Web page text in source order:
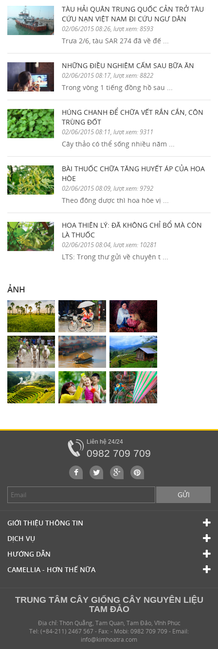
TÀU HẢI QUÂN TRUNG QUỐC CẢN TRỞ TÀU
CỨU NẠN VIỆT NAM ĐI CỨU NGƯ DÂN
02/06/2015 08:26, lượt xem: 8593
Trưa 2/6, tàu SAR 274 đã về đế ...
NHỮNG ĐIỀU NGHIÊM CẤM SAU BỮA ĂN
02/06/2015 08:17, lượt xem: 8822
Trong vòng 1 tiếng đồng hồ sau ...
HÚNG CHANH ĐỂ CHỮA VẾT RẮN CẮN, CÔN
TRÙNG ĐỐT
02/06/2015 08:11, lượt xem: 9311
Cây thảo có thể sống nhiều năm ...
BÀI THUỐC CHỮA TĂNG HUYẾT ÁP CỦA HOA
HÒE
02/06/2015 08:09, lượt xem: 9792
Theo đông dược thì hoa hòe vị ...
HOA THIÊN LÝ: ĐÃ KHÔNG CHỈ BỔ MÀ CÒN
LÀ THUỐC
02/06/2015 08:04, lượt xem: 10281
LTS: Trong thư gửi về chuyên t ...
ẢNH
Liên hệ 24/24
0982 709 709
GỬI
GIỚI THIỆU THÔNG TIN
DỊCH VỤ
HƯỚNG DẪN
CAMELLIA - HƠN THẾ NỮA
TRUNG TÂM CÂY GIỐNG CÂY NGUYÊN LIỆU
TAM ĐẢO
Địa chỉ: Thôn Quẵng, Tam Quan, Tam Đảo, Vĩnh Phúc
Tel: (+84-211) 2467 567 - Fax: - Mobi: 0982 709 709 - Email:
info@kimhoatra.com